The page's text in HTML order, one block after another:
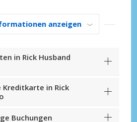
anzeigen
in Rick Husband
in Rick
Buchungen